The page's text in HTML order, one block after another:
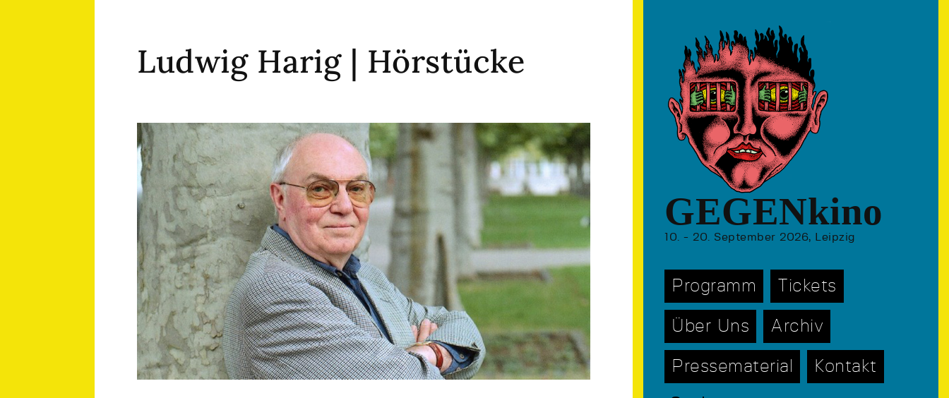
Ludwig Harig | Hörstücke
GEGENkino
10. - 20. September 2026, Leipzig
Programm Tickets
Über Uns Archiv
Pressematerial Kontakt